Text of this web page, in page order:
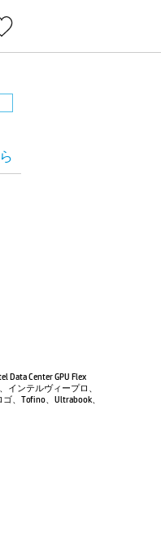
Center GPU Flex
インテルヴィープロ、
、Tofino、Ultrabook、